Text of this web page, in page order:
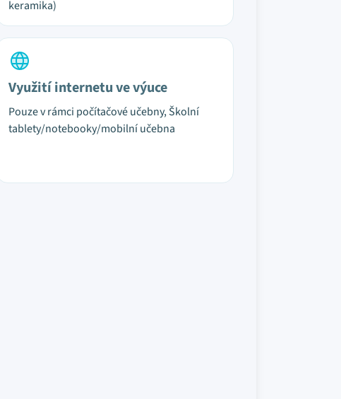
keramika)
Využití internetu ve výuce
Pouze v rámci počítačové učebny, Školní
tablety/notebooky/mobilní učebna